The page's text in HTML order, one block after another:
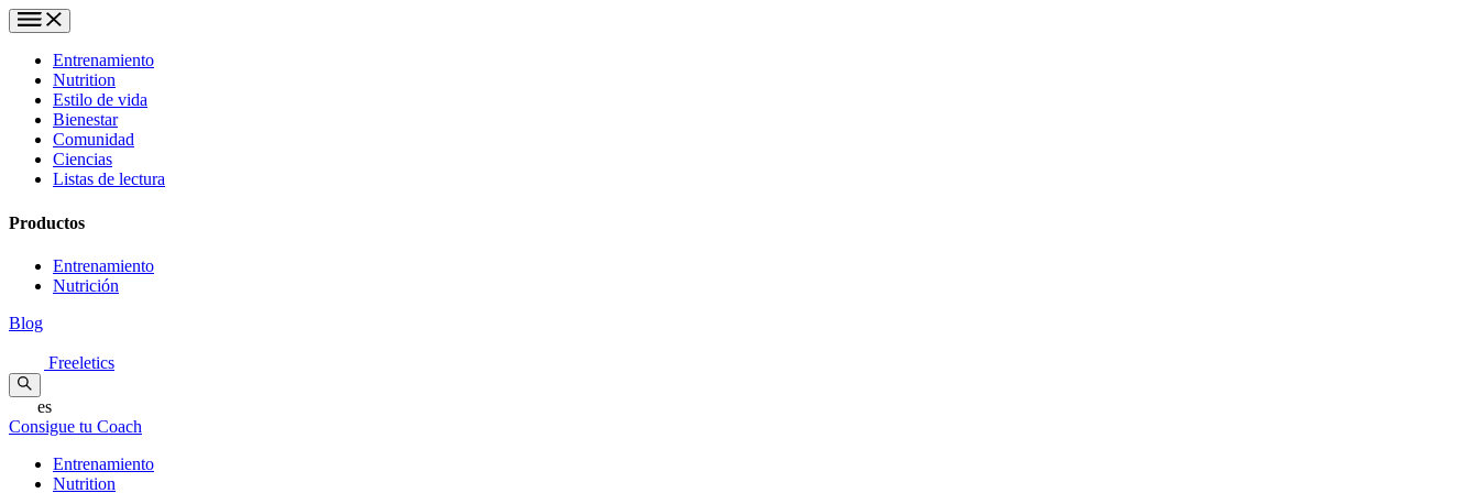
Entrenamiento
Nutrition
Estilo de vida
Bienestar
Comunidad
Ciencias
Listas de lectura
Productos
Entrenamiento
Nutrición
Blog
Freeletics
es
Consigue tu Coach
Entrenamiento
Nutrition